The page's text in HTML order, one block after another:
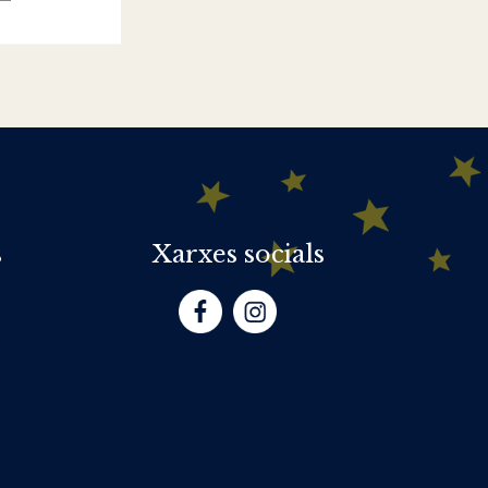
Xarxes socials